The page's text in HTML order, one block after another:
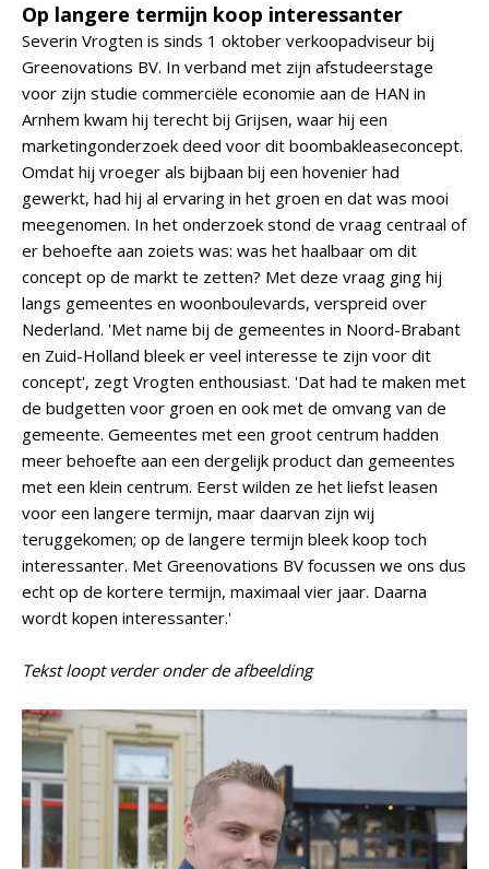
Op langere termijn koop interessanter
Severin Vrogten is sinds 1 oktober verkoopadviseur bij
Greenovations BV. In verband met zijn afstudeerstage
voor zijn studie commerciële economie aan de HAN in
Arnhem kwam hij terecht bij Grijsen, waar hij een
marketingonderzoek deed voor dit boombakleaseconcept.
Omdat hij vroeger als bijbaan bij een hovenier had
gewerkt, had hij al ervaring in het groen en dat was mooi
meegenomen. In het onderzoek stond de vraag centraal of
er behoefte aan zoiets was: was het haalbaar om dit
concept op de markt te zetten? Met deze vraag ging hij
langs gemeentes en woonboulevards, verspreid over
Nederland. 'Met name bij de gemeentes in Noord-Brabant
en Zuid-Holland bleek er veel interesse te zijn voor dit
concept', zegt Vrogten enthousiast. 'Dat had te maken met
de budgetten voor groen en ook met de omvang van de
gemeente. Gemeentes met een groot centrum hadden
meer behoefte aan een dergelijk product dan gemeentes
met een klein centrum. Eerst wilden ze het liefst leasen
voor een langere termijn, maar daarvan zijn wij
teruggekomen; op de langere termijn bleek koop toch
interessanter. Met Greenovations BV focussen we ons dus
echt op de kortere termijn, maximaal vier jaar. Daarna
wordt kopen interessanter.'
Tekst loopt verder onder de afbeelding